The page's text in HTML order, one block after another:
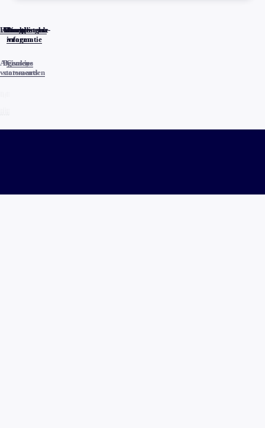
Home
Actueel
Uitzendingen
Reacties
Programma-
informatie
Veelgestelde
vragen
Algemene
voorwaarden
Privacy
statements
Cookies